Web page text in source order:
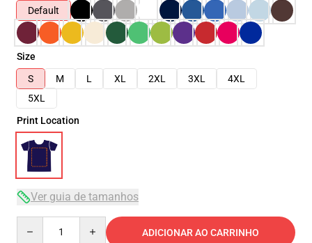
Default
Size
S
M L XL 2XL 3XL
4XL
5XL
Print Location
Ver guia de tamanhos
ADICIONAR AO CARRINHO